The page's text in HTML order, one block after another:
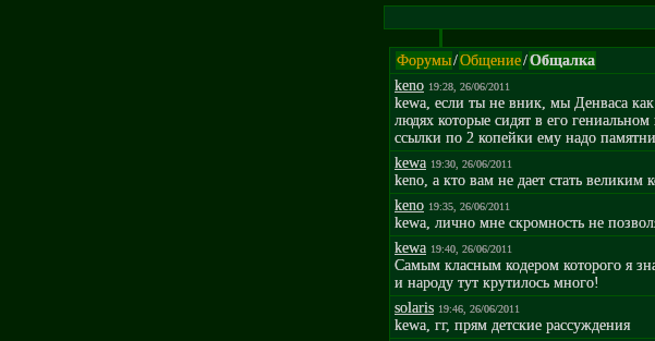
Форумы/Общение/Общалка
keno 19:28, 26/06/2011
kewa, если ты не вник, мы Денваса
людях которые сидят в его
ссылки по 2 копейки ему надо
kewa 19:30, 26/06/2011
keno, а кто вам не дает стать великим
keno 19:35, 26/06/2011
kewa, лично мне скромность не
kewa 19:40, 26/06/2011
Самым класным кодером которого я
и народу тут крутилось много!
solaris 19:46, 26/06/2011
kewa, гг, прям детские рассуждения